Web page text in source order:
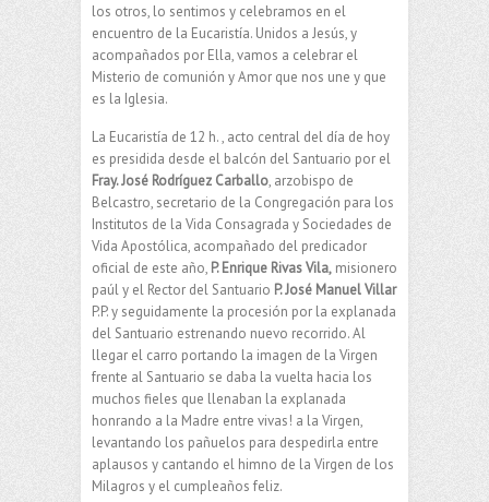
los otros, lo sentimos y celebramos en el
encuentro de la Eucaristía. Unidos a Jesús, y
acompañados por Ella, vamos a celebrar el
Misterio de comunión y Amor que nos une y que
es la Iglesia.
La Eucaristía de 12 h. , acto central del día de hoy
es presidida desde el balcón del Santuario por el
Fray. José Rodríguez Carballo, arzobispo de
Belcastro, secretario de la Congregación para los
Institutos de la Vida Consagrada y Sociedades de
Vida Apostólica, acompañado del predicador
oficial de este año, P. Enrique Rivas Vila, misionero
paúl y el Rector del Santuario P. José Manuel Villar
P.P. y seguidamente la procesión por la explanada
del Santuario estrenando nuevo recorrido. Al
llegar el carro portando la imagen de la Virgen
frente al Santuario se daba la vuelta hacia los
muchos fieles que llenaban la explanada
honrando a la Madre entre vivas! a la Virgen,
levantando los pañuelos para despedirla entre
aplausos y cantando el himno de la Virgen de los
Milagros y el cumpleaños feliz.